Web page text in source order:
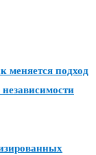
меняется подход